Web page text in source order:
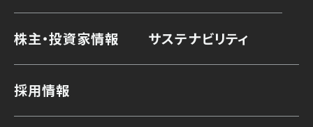
株主・投資家情報 サステナビリティ
採用情報